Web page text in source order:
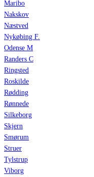
Maribo
Nakskov
Næstved
Nykøbing F.
Odense M
Randers C
Ringsted
Roskilde
Rødding
Rønnede
Silkeborg
Skjern
Smørum
Struer
Tylstrup
Viborg